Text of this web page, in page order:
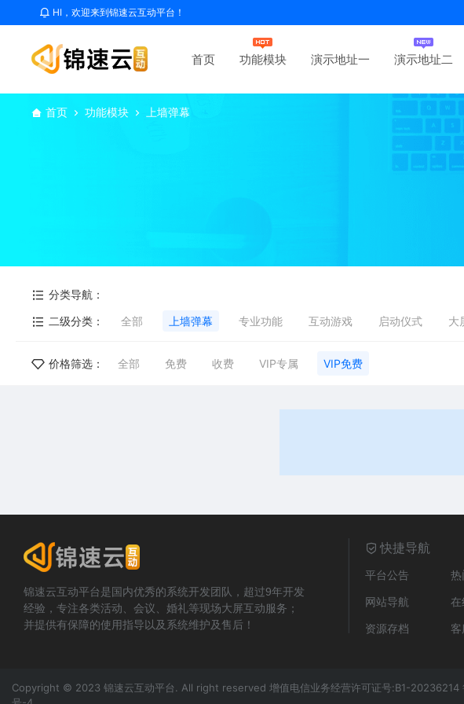
HI，欢迎来到锦速云互动平台！
首页 功能模块 演示地址一 演示地址二
首页 功能模块 上墙弹幕
分类导航：
二级分类：
全部 上墙弹幕 专业功能 互动游戏 启动仪式 大
价格筛选： 全部 免费 收费 VIP专属 VIP免费
锦速云互动平台是国内优秀的系统开发团队，超过9年开发
经验，专注各类活动、会议、婚礼等现场大屏互动服务；
并提供有保障的使用指导以及系统维护及售后！
快捷导航
平台公告
热
网站导航
在
资源存档
客
Copyright © 2023 锦速云互动平台. All right reserved 增值电信业务经营许可证号:B1-